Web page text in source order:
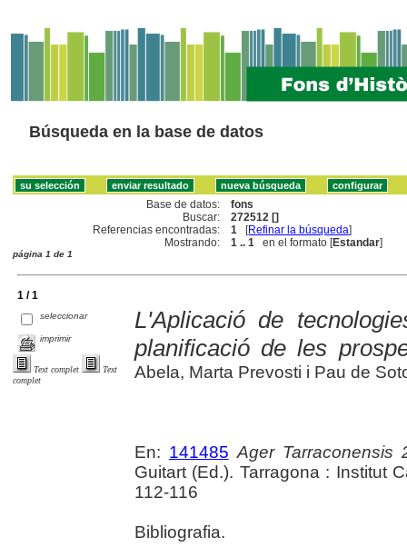
Búsqueda en la base de datos
Base de datos:
fons
Buscar:
272512 []
Referencias encontradas:
1 [Refinar la búsqueda]
Mostrando:
1 .. 1 en el formato [Estandar]
página 1 de 1
1 / 1
seleccionar
imprimir
Text complet
Text
complet
L'Aplicació de
planificació de les
Abela, Marta Prevosti i Pau de
En: 141485 Ager Tarraconensis
Guitart (Ed.). Tarragona : Institut
112-116
Bibliografia.